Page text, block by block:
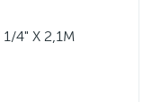
4" X 2,1М